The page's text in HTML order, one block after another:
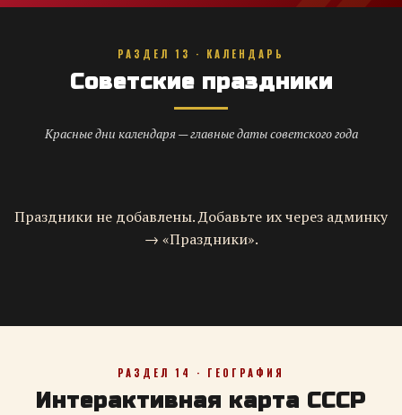
РАЗДЕЛ 13 · КАЛЕНДАРЬ
Советские праздники
Красные дни календаря — главные даты советского года
Праздники не добавлены. Добавьте их через админку
→ «Праздники».
РАЗДЕЛ 14 · ГЕОГРАФИЯ
Интерактивная карта СССР